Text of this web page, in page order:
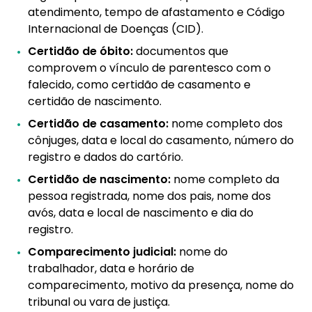
atendimento, tempo de afastamento e Código
Internacional de Doenças (CID).
Certidão de óbito:documentos que
comprovem o vínculo de parentesco com o
falecido, como certidão de casamento e
certidão de nascimento.
Certidão de casamento: nome completo dos
cônjuges, data e local do casamento, número do
registro e dados do cartório.
Certidão de nascimento: nome completo da
pessoa registrada, nome dos pais, nome dos
avós, data e local de nascimento e dia do
registro.
Comparecimento judicial: nome do
trabalhador, data e horário de
comparecimento, motivo da presença, nome do
tribunal ou vara de justiça.